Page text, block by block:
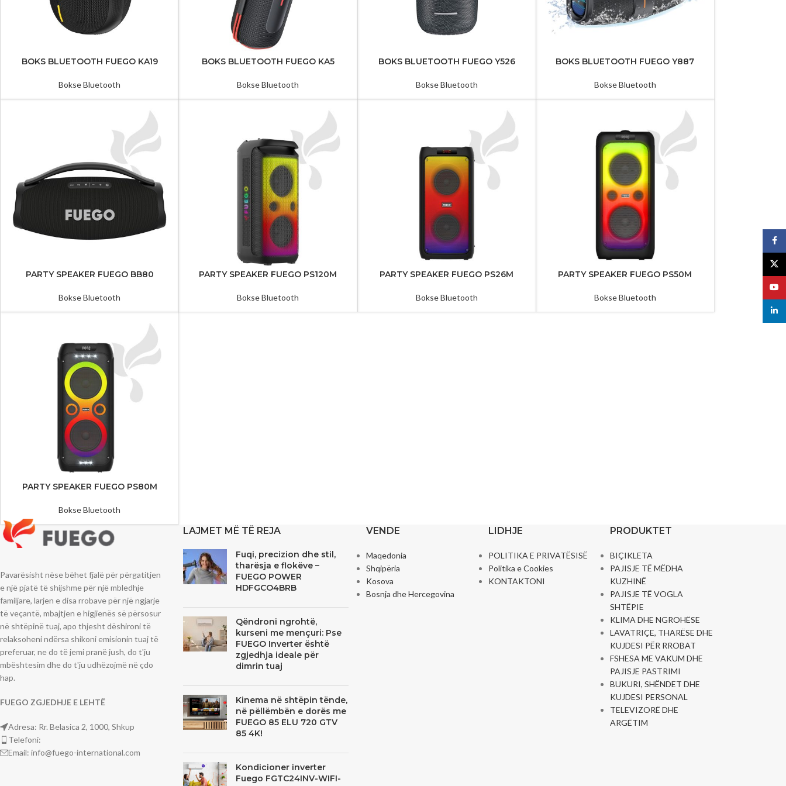
Suport TV
Tenda Projektori
BOKS BLUETOOTH FUEGO KA19
Bokse Bluetooth
BOKS BLUETOOTH FUEGO KA5
Bokse Bluetooth
BOKS BLUETOOTH FUEGO Y526
Bokse Bluetooth
BOKS BLUETOOTH FUEGO Y887
Bokse Bluetooth
PARTY SPEAKER FUEGO BB80
Bokse Bluetooth
PARTY SPEAKER FUEGO PS120M
Bokse Bluetooth
PARTY SPEAKER FUEGO PS26M
Bokse Bluetooth
PARTY SPEAKER FUEGO PS50M
Bokse Bluetooth
PARTY SPEAKER FUEGO PS80M
Bokse Bluetooth
Pavarësisht nëse bëhet fjalë për përgatitjen
e një pjatë të shijshme për një mbledhje
familjare, larjen e disa rrobave për një ngjarje
të veçantë, mbajtjen e higjienës së përsosur
në shtëpinë tuaj, apo thjesht dëshironi të
relaksoheni ndërsa shikoni emisionin tuaj të
preferuar, ne do të jemi pranë jush, do t'ju
mbështesim dhe do t'ju udhëzojmë në çdo
hap.
FUEGO ZGJEDHJE E LEHTË
Adresa: Rr. Belasica 2, 1000, Shkup
Telefoni:
Email: info@fuego-international.com
LAJMET MË TË REJA
Fuqi, precizion dhe stil,
tharësja e flokëve –
FUEGO POWER
HDFGCO4BRB
Qëndroni ngrohtë,
kurseni me mençuri: Pse
FUEGO Inverter është
zgjedhja ideale për
dimrin tuaj
Kinema në shtëpin tënde,
në pëllëmbën e dorës me
FUEGO 85 ELU 720 GTV
85 4K!
Kondicioner inverter
Fuego FGTC24INV-WIFI-
VENDE
Maqedonia
Shqipëria
Kosova
Bosnja dhe Hercegovina
LIDHJE
POLITIKA E PRIVATËSISË
Politika e Cookies
KONTAKTONI
PRODUKTET
BIÇIKLETA
PAJISJE TË MËDHA
KUZHINË
PAJISJE TË VOGLA
SHTËPIE
KLIMA DHE NGROHËSE
LAVATRIÇE, THARËSE DHE
KUJDESI PËR RROBAT
FSHESA ME VAKUM DHE
PAJISJE PASTRIMI
BUKURI, SHËNDET DHE
KUJDESI PERSONAL
TELEVIZORË DHE
ARGËTIM